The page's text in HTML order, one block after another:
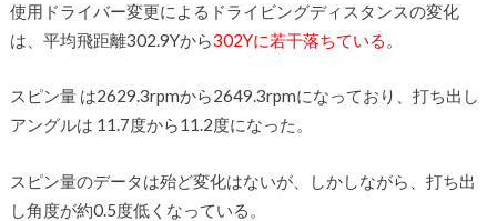
使用ドライバー変更によるドライビングディスタンスの変化
は、平均飛距離302.9Yから302Yに若干落ちている 。
スピン量 は2629.3rpmから2649.3rpmになっており、打ち出し
アングルは 11.7度から11.2度になった。
スピン量のデータは殆ど変化はないが、しかしながら、打ち出
し角度が約0.5度低くなっている。